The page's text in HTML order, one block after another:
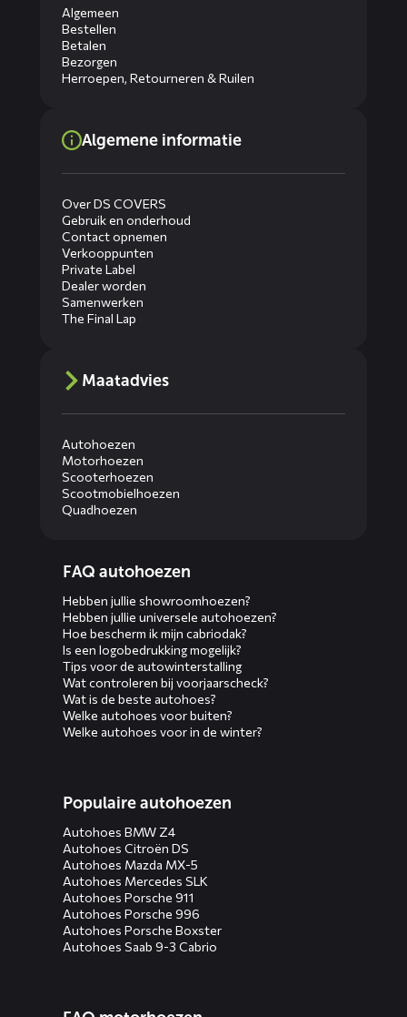
Algemeen
Bestellen
Betalen
Bezorgen
Herroepen, Retourneren & Ruilen
Algemene informatie
Over DS COVERS
Gebruik en onderhoud
Contact opnemen
Verkooppunten
Private Label
Dealer worden
Samenwerken
The Final Lap
Maatadvies
Autohoezen
Motorhoezen
Scooterhoezen
Scootmobielhoezen
Quadhoezen
menusFAQ autohoezen
Hebben jullie showroomhoezen?
Hebben jullie universele autohoezen?
Hoe bescherm ik mijn cabriodak?
Is een logobedrukking mogelijk?
Tips voor de autowinterstalling
Wat controleren bij voorjaarscheck?
Wat is de beste autohoes?
Welke autohoes voor buiten?
Welke autohoes voor in de winter?
Populaire autohoezen
Autohoes BMW Z4
Autohoes Citroën DS
Autohoes Mazda MX-5
Autohoes Mercedes SLK
Autohoes Porsche 911
Autohoes Porsche 996
Autohoes Porsche Boxster
Autohoes Saab 9-3 Cabrio